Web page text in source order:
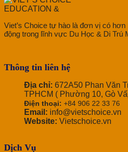
Viet’s Choice tự hào là đơn vị có
động trong lĩnh vực Du Học & Di Trú
Thông tin liên hệ
Địa chỉ: 672A50 Phan Văn
TPHCM ( Phường 10, Gò
Điện thoại: +84 906 22 33 76
Email: info@vietschoice.vn
Website: Vietschoice.vn
Dịch Vụ